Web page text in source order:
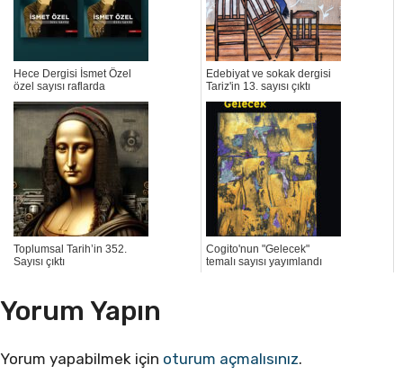
Hece Dergisi İsmet Özel
özel sayısı raflarda
Edebiyat ve sokak dergisi
Tariz'in 13. sayısı çıktı
Toplumsal Tarih’in 352.
Sayısı çıktı
Cogito'nun "Gelecek"
temalı sayısı yayımlandı
Yorum Yapın
Yorum yapabilmek için oturum açmalısınız.